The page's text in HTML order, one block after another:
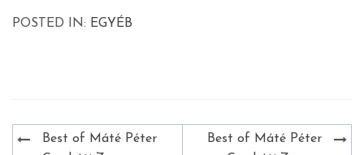
POSTED IN: EGYÉB
Bejegyzés
Best of Máté Péter
Best of Máté Péter